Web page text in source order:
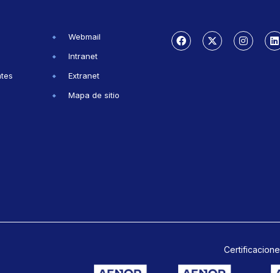
Webmail
Intranet
Extranet
Mapa de sitio